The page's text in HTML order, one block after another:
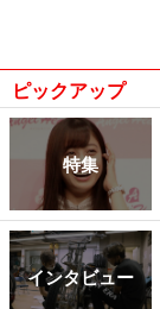
ピックアップ
特集
インタビュー